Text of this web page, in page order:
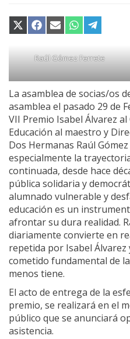
Compartir
en
(Twitter)
Compartir
en
Compartir
en
Compartir
en
Compartir
en
Raúl Gómez Ferrete
La asamblea de socias/os
asamblea el pasado 29 de
VII Premio Isabel Álvarez
Educación al maestro y
Dos Hermanas Raúl
especialmente la
continuada, desde hace
pública solidaria y
alumnado vulnerable y
educación es un
afrontar su dura realidad.
diariamente convierte en
repetida por Isabel Álvarez
cometido fundamental de
menos tiene.
El acto de entrega de la
premio, se realizará en el
público que se anunciará
asistencia.